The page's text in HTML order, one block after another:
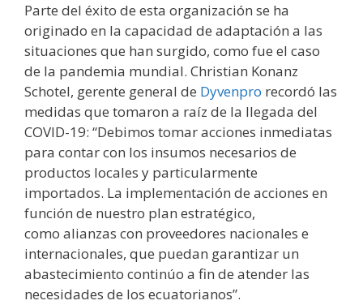
Parte del éxito de esta organización se ha
originado en la capacidad de adaptación a las
situaciones que han surgido, como fue el caso
de la pandemia mundial. Christian Konanz
Schotel, gerente general de Dyvenpro recordó las
medidas que tomaron a raíz de la llegada del
COVID-19: “Debimos tomar acciones inmediatas
para contar con los insumos necesarios de
productos locales y particularmente
importados. La implementación de acciones en
función de nuestro plan estratégico,
como alianzas con proveedores nacionales e
internacionales, que puedan garantizar un
abastecimiento continúo a fin de atender las
necesidades de los ecuatorianos”.